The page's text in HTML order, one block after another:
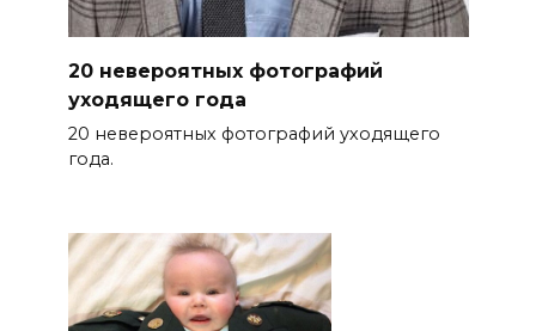
20 невероятных фотографий
уходящего года
20 невероятных фотографий уходящего
года.